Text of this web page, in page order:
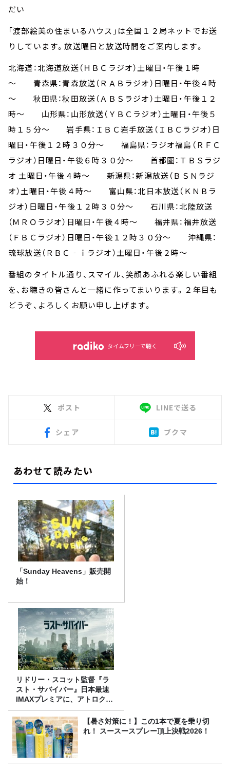
だい
「渡部絵美の住まいるハウス」は全国１２局ネットでお送
りしています。放送曜日と放送時間をご案内します。
北海道：北海道放送（ＨＢＣラジオ）土曜日・午後１時
～ 青森県：青森放送（ＲＡＢラジオ）日曜日・午後４時
～ 秋田県：秋田放送（ＡＢＳラジオ）土曜日・午後１２
時～ 山形県：山形放送（ＹＢＣラジオ）土曜日・午後５
時１５分～ 岩手県：ＩＢＣ岩手放送（ＩＢＣラジオ）日
曜日・午後１２時３０分～ 福島県：ラジオ福島（ＲＦＣ
ラジオ）日曜日・午後６時３０分～ 首都圏：ＴＢＳラジ
オ 土曜日・午後４時～ 新潟県：新潟放送（ＢＳＮラジ
オ）土曜日・午後４時～ 富山県：北日本放送（ＫＮＢラ
ジオ）日曜日・午後１２時３０分～ 石川県：北陸放送
（ＭＲＯラジオ）日曜日・午後４時～ 福井県：福井放送
（ＦＢＣラジオ）日曜日・午後１２時３０分～ 沖縄県：
琉球放送（ＲＢＣ‐ｉラジオ）土曜日・午後２時～
番組のタイトル通り、スマイル、笑顔あふれる楽しい番組
を、お聴きの皆さんと一緒に作ってまいります。２年目も
どうぞ、よろしくお願い申し上げます。
タイムフリーで聴く
ポスト LINEで送る
シェア ブクマ
あわせて読みたい
「Sunday Heavens」販売開
始！
リドリー・スコット監督『ラ
スト・サバイバー』日本最速
IMAXプレミアに、アトロクリ
スナー60名をご招待！
【暑さ対策に！】この1本で夏を乗り切
れ！ スースースプレー頂上決戦2026！